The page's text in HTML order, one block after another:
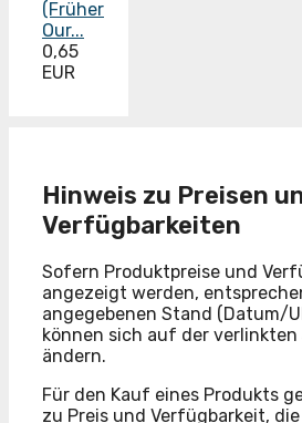
(Früher
Our...
0,65
EUR
Hinweis zu Preisen
Verfügbarkeiten
Sofern Produktpreise und
angezeigt werden,
angegebenen Stand (Datum/
können sich auf der
ändern.
Für den Kauf eines Produkts
zu Preis und Verfügbarkeit,